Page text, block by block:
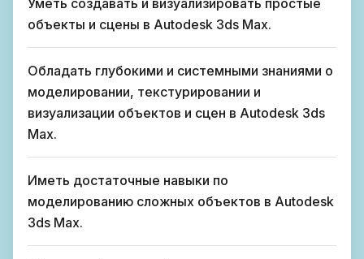
объекты и сцены в Autodesk 3ds Max.
Обладать глубокими и системными знаниями о
моделировании, текстурировании и
визуализации объектов и сцен в Autodesk 3ds
Max.
Иметь достаточные навыки по
моделированию сложных объектов в Autodesk
3ds Max.